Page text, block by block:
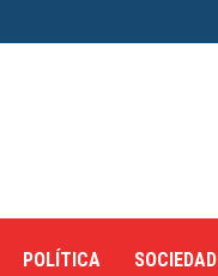
POLÍTICA SOCIEDAD